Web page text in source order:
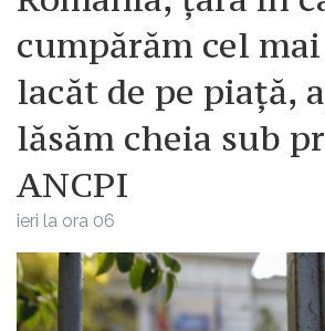
cumpărăm cel
lacăt de pe piață,
lăsăm cheia sub
ANCPI
ieri la ora 06